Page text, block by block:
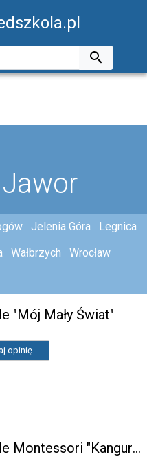

Jelenia Góra
Legnica
Wałbrzych Wrocław
"Mój Mały Świat"
opinię
Niepubliczne Przedszkole Montessori "Kangurek"